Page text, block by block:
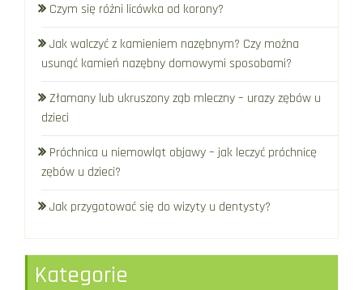
Czym się różni licówka od korony?
Jak walczyć z kamieniem nazębnym? Czy można
usunąć kamień nazębny domowymi sposobami?
Złamany lub ukruszony ząb mleczny – urazy zębów u
dzieci
Próchnica u niemowląt objawy – jak leczyć próchnicę
zębów u dzieci?
Jak przygotować się do wizyty u dentysty?
Kategorie